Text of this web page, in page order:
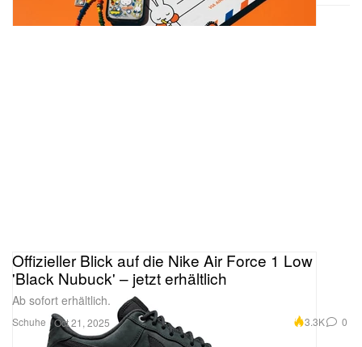
Schuhe
Offizieller Blick auf die Nike Air Force 1 Low
'Black Nubuck' – jetzt erhältlich
Ab sofort erhältlich.
Oct 21, 2025 3.3K 0